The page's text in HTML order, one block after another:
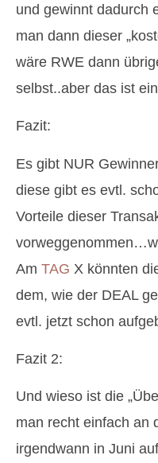
und gewinnt dadurch
man dann dieser
wäre RWE dann
selbst..aber das ist
Fazit:
Es gibt NUR
diese gibt es evtl.
Vorteile dieser
Am TAG X könnten
dem, wie der DEAL
evtl. jetzt schon
Fazit 2:
Und wieso ist die
man recht einfach an
irgendwann in Juni